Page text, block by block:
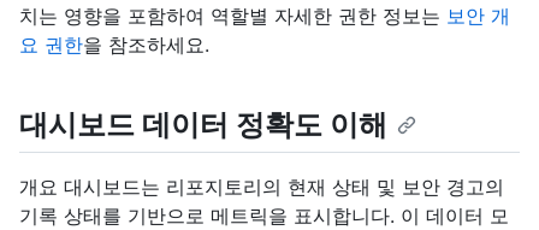
치는 영향을 포함하여 역할별 자세한 권한 정보는 보안 개
요 권한을 참조하세요.
대시보드 데이터 정확도 이해
개요 대시보드는 리포지토리의 현재 상태 및 보안 경고의
기록 상태를 기반으로 메트릭을 표시합니다. 이 데이터 모